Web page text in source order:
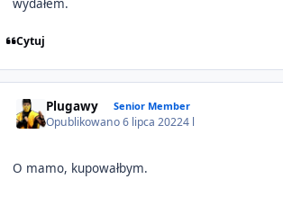
wydałem.
Cytuj
Plugawy Senior Member
Opublikowano6 lipca 20224 l
O mamo, kupowałbym.